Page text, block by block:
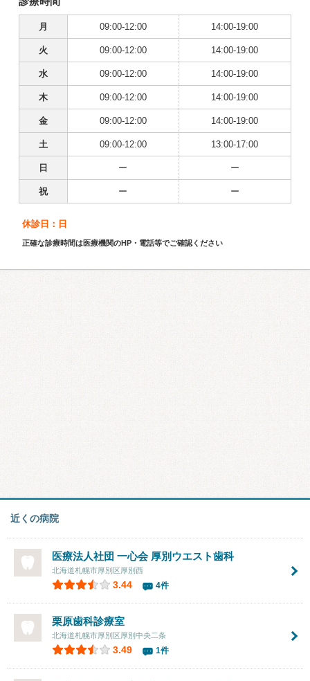
月 09:00-12:00 14:00-19:00
火 09:00-12:00 14:00-19:00
水 09:00-12:00 14:00-19:00
木 09:00-12:00 14:00-19:00
金 09:00-12:00 14:00-19:00
土 09:00-12:00 13:00-17:00
日 ー ー
祝 ー ー
休診日：日
正確な診療時間は医療機関のHP・電話等でご確認ください
近くの病院
医療法人社団 一心会 厚別ウエスト歯科
北海道札幌市厚別区厚別西
3.44 4件
栗原歯科診療室
北海道札幌市厚別区厚別中央二条
3.49 1件